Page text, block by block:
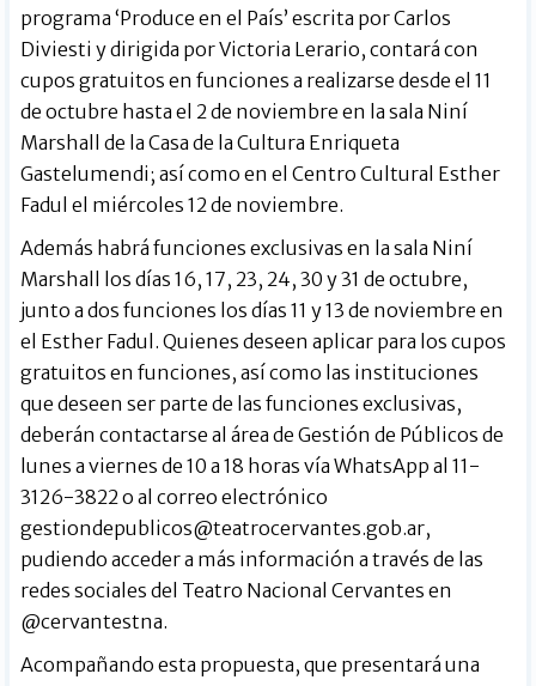
programa ‘Produce en el País’ escrita por Carlos
Diviesti y dirigida por Victoria Lerario, contará con
cupos gratuitos en funciones a realizarse desde el 11
de octubre hasta el 2 de noviembre en la sala Niní
Marshall de la Casa de la Cultura Enriqueta
Gastelumendi; así como en el Centro Cultural Esther
Fadul el miércoles 12 de noviembre.
Además habrá funciones exclusivas en la sala Niní
Marshall los días 16, 17, 23, 24, 30 y 31 de octubre,
junto a dos funciones los días 11 y 13 de noviembre en
el Esther Fadul. Quienes deseen aplicar para los cupos
gratuitos en funciones, así como las instituciones
que deseen ser parte de las funciones exclusivas,
deberán contactarse al área de Gestión de Públicos de
lunes a viernes de 10 a 18 horas vía WhatsApp al 11-
3126-3822 o al correo electrónico
gestiondepublicos@teatrocervantes.gob.ar,
pudiendo acceder a más información a través de las
redes sociales del Teatro Nacional Cervantes en
@cervantestna.
Acompañando esta propuesta, que presentará una